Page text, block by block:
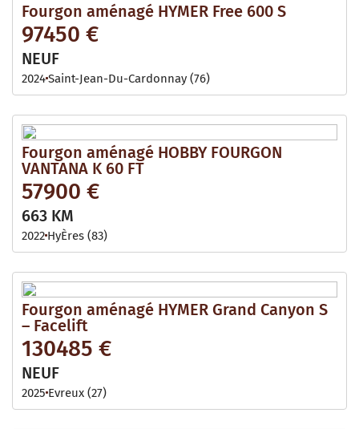
Fourgon aménagé HYMER Free 600 S
97450 €
NEUF
2024Saint-Jean-Du-Cardonnay (76)
Fourgon aménagé HOBBY FOURGON
VANTANA K 60 FT
57900 €
663 KM
2022 HyÈres (83)
Fourgon aménagé HYMER Grand Canyon S
– Facelift
130485 €
NEUF
2025 Evreux (27)